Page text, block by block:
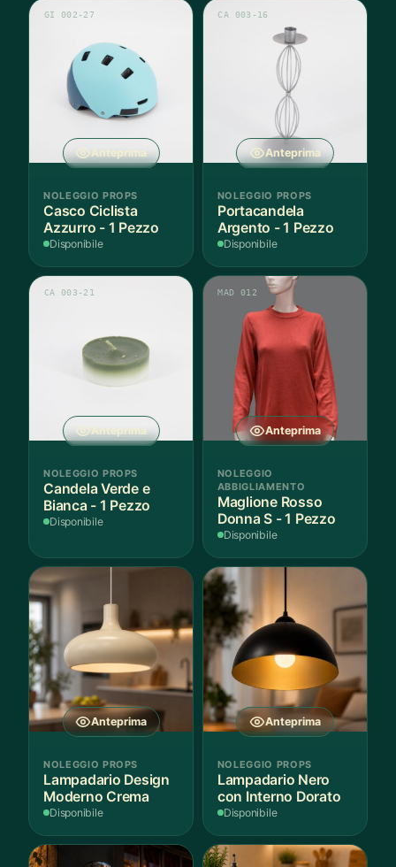
Anteprima
GI 002-27
NOLEGGIO PROPS
Casco Ciclista
Azzurro - 1 Pezzo
Disponibile
Anteprima
CA 003-16
NOLEGGIO PROPS
Portacandela
Argento - 1 Pezzo
Disponibile
Anteprima
CA 003-21
NOLEGGIO PROPS
Candela Verde e
Bianca - 1 Pezzo
Disponibile
Anteprima
MAD 012
NOLEGGIO
ABBIGLIAMENTO
Maglione Rosso
Donna S - 1 Pezzo
Disponibile
Anteprima
NOLEGGIO PROPS
Lampadario Design
Moderno Crema
Disponibile
Anteprima
NOLEGGIO PROPS
Lampadario Nero
con Interno Dorato
Disponibile